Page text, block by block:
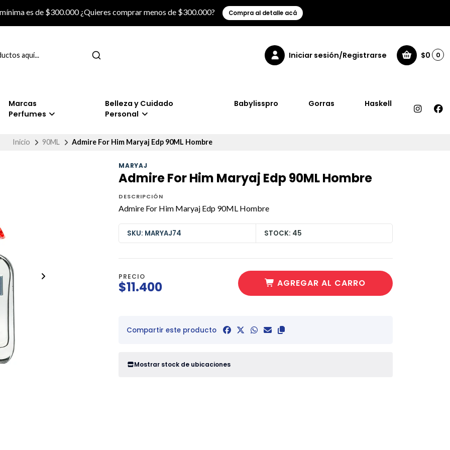
es de $300.000 ¿Quieres comprar menos de $300.000? Compra al detalle acá
Iniciar sesión/Registrarse $0 0
Marcas
Perfumes
Belleza y Cuidado
Personal
Babylisspro Gorras Haskell
Inicio 90ML Admire For Him Maryaj Edp 90ML Hombre
MARYAJ
Admire For Him Maryaj Edp 90ML Hombre
DESCRIPCIÓN
Admire For Him Maryaj Edp 90ML Hombre
SKU: MARYAJ74 STOCK: 45
PRECIO
$11.400 AGREGAR AL CARRO
Compartir este producto
Mostrar stock de ubicaciones